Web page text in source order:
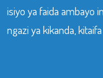
isiyo ya faida ambayo
ngazi ya kikanda,